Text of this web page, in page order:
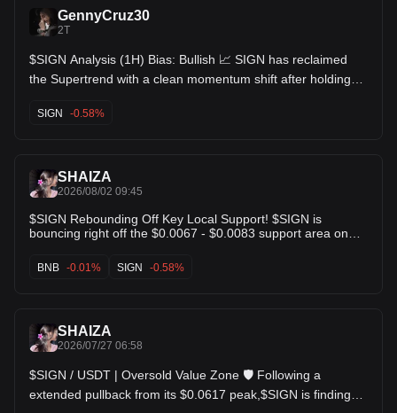
GennyCruz30
2T
$SIGN Analysis (1H) Bias: Bullish 📈 SIGN has reclaimed
the Supertrend with a clean momentum shift after holding
is approaching a short-term resistance, so waiting for
confirmation or a small pullback offers a better risk-to-
retest the breakout zone first. If buyers hold that level, the
trend has room to extend higher with a much cleaner setup.
SIGN -0.58%
SHAIZA
2026/08/02 09:45
$SIGN Rebounding Off Key Local Support! $SIGN is
bouncing right off the $0.0067 - $0.0083 support area on
oversold territory (K < 10), setting up a prime risk-reward
setup for a relief rally. Looking for a quick retest back toward
BNB -0.01% SIGN -0.58%
SHAIZA
2026/07/27 06:58
$SIGN / USDT | Oversold Value Zone 🛡️ Following a
extended pullback from its $0.0617 peak,$SIGN is finding